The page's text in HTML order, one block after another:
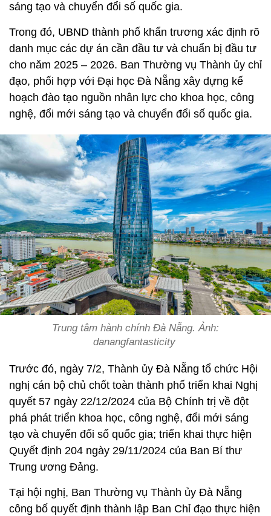
sáng tạo và chuyển đổi số quốc gia.
Trong đó, UBND thành phố khẩn trương xác định rõ
danh mục các dự án cần đầu tư và chuẩn bị đầu tư
cho năm 2025 – 2026. Ban Thường vụ Thành ủy chỉ
đạo, phối hợp với Đại học Đà Nẵng xây dựng kế
hoạch đào tạo nguồn nhân lực cho khoa học, công
nghệ, đổi mới sáng tạo và chuyển đổi số quốc gia.
Trung tâm hành chính Đà Nẵng. Ảnh:
danangfantasticity
Trước đó, ngày 7/2, Thành ủy Đà Nẵng tổ chức Hội
nghị cán bộ chủ chốt toàn thành phố triển khai Nghị
quyết 57 ngày 22/12/2024 của Bộ Chính trị về đột
phá phát triển khoa học, công nghệ, đổi mới sáng
tạo và chuyển đổi số quốc gia; triển khai thực hiện
Quyết định 204 ngày 29/11/2024 của Ban Bí thư
Trung ương Đảng.
Tại hội nghị, Ban Thường vụ Thành ủy Đà Nẵng
công bố quyết định thành lập Ban Chỉ đạo thực hiện